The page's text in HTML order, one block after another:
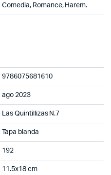
Comedia, Romance, Harem.
9786075681610
ago 2023
Las Quintillizas N.7
Tapa blanda
192
11.5x18 cm